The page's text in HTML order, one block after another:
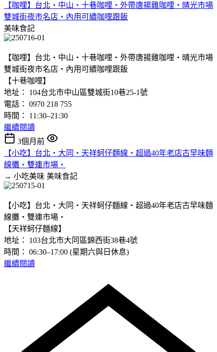
【咖哩】台北‧中山‧十巷咖哩‧外帶唐揚雞咖哩‧晴光市場
雙城街夜市名店‧內用可續咖哩跟飯
美味食記
【咖哩】台北‧中山‧十巷咖哩‧外帶唐揚雞咖哩‧晴光市場
雙城街夜市名店‧內用可續咖哩跟飯
【十巷咖哩】
地址： 104台北市中山區雙城街10巷25-1號
電話： 0970 218 755
時間： 11:30–21:30
繼續閱讀
3個月前
【小吃】台北‧大同‧天祥蚵仔麵線‧超過40年老店古早味麵
線攤‧雙連市場‧
→ 小吃美味 美味食記
【小吃】台北‧大同‧天祥蚵仔麵線‧超過40年老店古早味麵
線攤‧雙連市場‧
【天祥蚵仔麵線】
地址： 103台北市大同區錦西街38巷4號
時間： 06:30–17:00 (星期六與日休息)
繼續閱讀